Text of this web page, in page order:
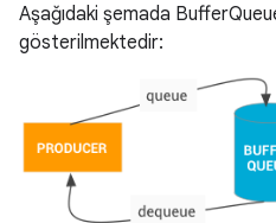
Aşağıdaki şemada
gösterilmektedir: